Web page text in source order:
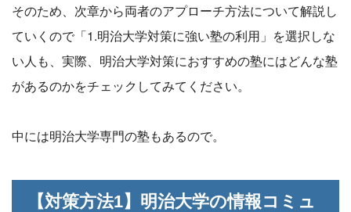
そのため、次章から両者のアプローチ方法について解説し
ていくので「1.明治大学対策に強い塾の利用」を選択しな
い人も、実際、明治大学対策におすすめの塾にはどんな塾
があるのかをチェックしてみてください。
中には明治大学専門の塾もあるので。
【対策方法1】明治大学の情報コミュ